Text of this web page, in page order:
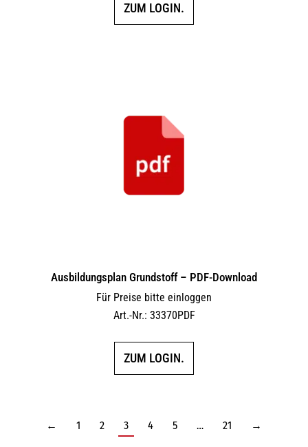
ZUM LOGIN.
Ausbildungsplan Grundstoff – PDF-Download
Für Preise bitte einloggen
Art.-Nr.: 33370PDF
ZUM LOGIN.
← 1 2 3 4 5 … 21 →